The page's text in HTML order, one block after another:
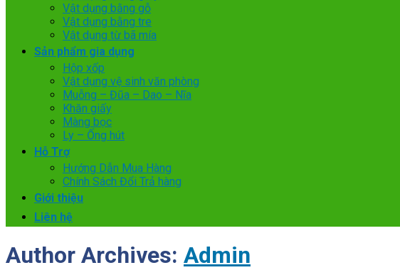
Vật dụng bằng gỗ
Vật dụng bằng tre
Vật dụng từ bã mía
Sản phẩm gia dụng
Hộp xốp
Vật dụng vệ sinh văn phòng
Muỗng – Đũa – Dao – Nĩa
Khăn giấy
Màng bọc
Ly – Ống hút
Hỗ Trợ
Hướng Dẫn Mua Hàng
Chính Sách Đổi Trả hàng
Giới thiệu
Liên hệ
Author Archives: Admin